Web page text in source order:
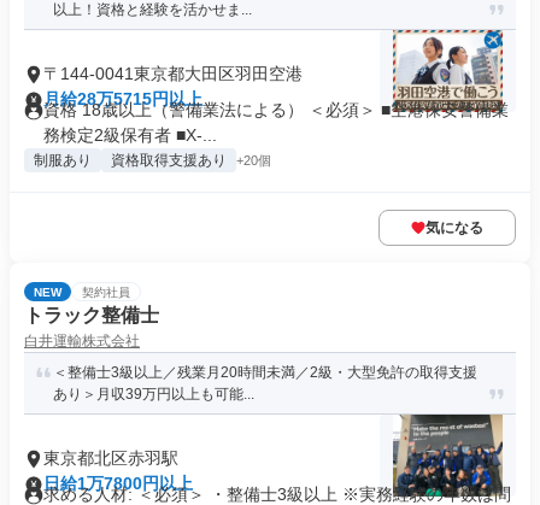
以上！資格と経験を活かせま...
〒144-0041東京都大田区羽田空港
月給28万5715円以上
資格 18歳以上（警備業法による） ＜必須＞ ■空港保安警備業
務検定2級保有者 ■X-...
制服あり 資格取得支援あり +20個
気になる
NEW 契約社員
トラック整備士
白井運輸株式会社
＜整備士3級以上／残業月20時間未満／2級・大型免許の取得支援
あり＞月収39万円以上も可能...
東京都北区赤羽駅
日給1万7800円以上
求める人材: ＜必須＞ ・整備士3級以上 ※実務経験の年数は問